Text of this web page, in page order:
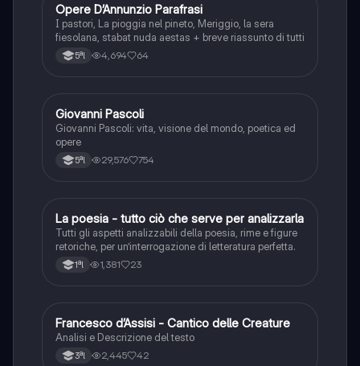
Italiano
Opere D’Annunzio Parafrasi
I pastori, La pioggia nel pineto, Meriggio, la sera
fiesolana, stabat nuda aestas + breve riassunto di tutti
5ªl 4,694 64
Italiano
Giovanni Pascoli
Giovanni Pascoli: vita, visione del mondo, poetica ed
opere
5ªl 29,576 754
Italiano
La poesia - tutto ciò che serve per analizzarla
Tutti gli aspetti analizzabili della poesia, rime e figure
retoriche, per un’interrogazione di letteratura perfetta.
1ªl 1,381 23
Italiano
Francesco d’Assisi - Cantico delle Creature
Analisi e Descrizione del testo
3ªl 2,445 42